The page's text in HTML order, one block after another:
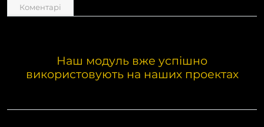
Коментарі
Наш модуль вже успішно
використовують на наших проектах